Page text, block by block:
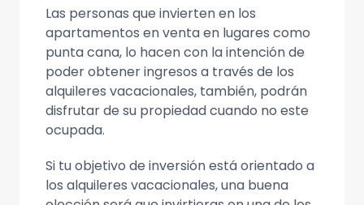
Las personas que invierten en los
apartamentos en venta en lugares como
punta cana, lo hacen con la intención de
poder obtener ingresos a través de los
alquileres vacacionales, también, podrán
disfrutar de su propiedad cuando no este
ocupada.
Si tu objetivo de inversión está orientado a
los alquileres vacacionales, una buena